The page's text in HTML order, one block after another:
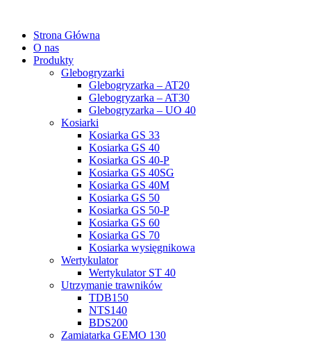
Strona Główna
O nas
Produkty
Glebogryzarki
Glebogryzarka – AT20
Glebogryzarka – AT30
Glebogryzarka – UO 40
Kosiarki
Kosiarka GS 33
Kosiarka GS 40
Kosiarka GS 40-P
Kosiarka GS 40SG
Kosiarka GS 40M
Kosiarka GS 50
Kosiarka GS 50-P
Kosiarka GS 60
Kosiarka GS 70
Kosiarka wysięgnikowa
Wertykulator
Wertykulator ST 40
Utrzymanie trawników
TDB150
NTS140
BDS200
Zamiatarka GEMO 130